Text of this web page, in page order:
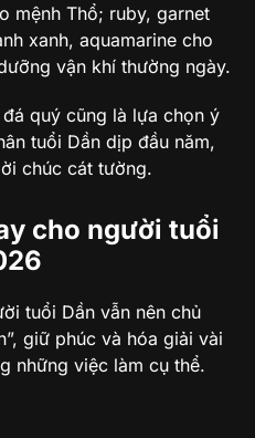
mệnh Thổ; ruby, garnet
xanh, aquamarine cho
vận khí thường ngày.
quý cũng là lựa chọn ý
tuổi Dần dịp đầu năm,
chúc cát tường.
cho người tuổi
tuổi Dần vẫn nên chủ
giữ phúc và hóa giải vài
những việc làm cụ thể.